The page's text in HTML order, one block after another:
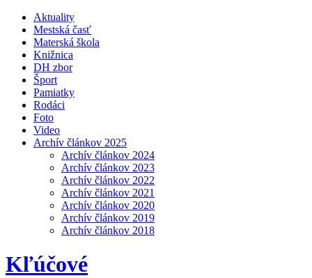
Aktuality
Mestská časť
Materská škola
Knižnica
DH zbor
Šport
Pamiatky
Rodáci
Foto
Video
Archív článkov 2025
Archív článkov 2024
Archív článkov 2023
Archív článkov 2022
Archív článkov 2021
Archív článkov 2020
Archív článkov 2019
Archív článkov 2018
Kľúčové